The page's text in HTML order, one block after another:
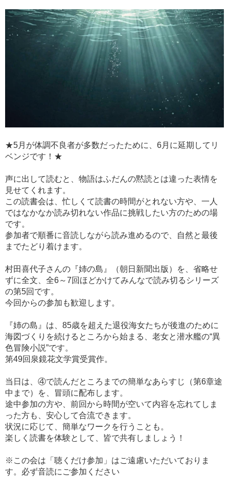
★5月が体調不良者が多数だったために、6月に延期してリ
ベンジです！★
声に出して読むと、物語はふだんの黙読とは違った表情を
見せてくれます。
この読書会は、忙しくて読書の時間がとれない方や、一人
ではなかなか読み切れない作品に挑戦したい方のための場
です。
参加者で順番に音読しながら読み進めるので、自然と最後
までたどり着けます。
村田喜代子さんの『姉の島』（朝日新聞出版）を、省略せ
ずに全文、全6～7回ほどかけてみんなで読み切るシリーズ
の第5回です。
今回からの参加も歓迎します。
『姉の島』は、85歳を超えた退役海女たちが後進のために
海図づくりを続けるところから始まる、老女と潜水艦の“異
色冒険小説”です。
第49回泉鏡花文学賞受賞作。
当日は、④で読んだところまでの簡単なあらすじ（第6章途
中まで）を、冒頭に配布します。
途中参加の方や、前回から時間が空いて内容を忘れてしま
った方も、安心して合流できます。
状況に応じて、簡単なワークを行うことも。
楽しく読書を体験として、皆で共有しましょう！
※この会は「聴くだけ参加」はご遠慮いただいておりま
す。必ず音読にご参加ください